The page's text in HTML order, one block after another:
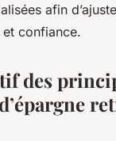
afin
confiance.
des